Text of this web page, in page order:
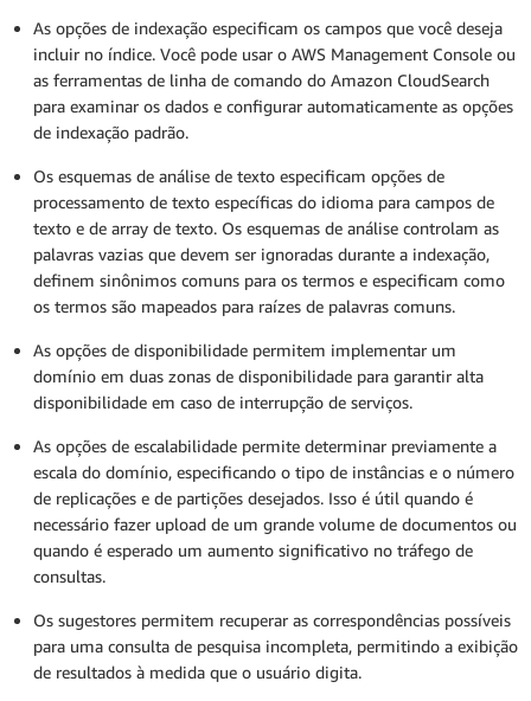
As opções de indexação especificam os campos que você deseja
incluir no índice. Você pode usar o AWS Management Console ou
as ferramentas de linha de comando do Amazon CloudSearch
para examinar os dados e configurar automaticamente as opções
de indexação padrão.
Os esquemas de análise de texto especificam opções de
processamento de texto específicas do idioma para campos de
texto e de array de texto. Os esquemas de análise controlam as
palavras vazias que devem ser ignoradas durante a indexação,
definem sinônimos comuns para os termos e especificam como
os termos são mapeados para raízes de palavras comuns.
As opções de disponibilidade permitem implementar um
domínio em duas zonas de disponibilidade para garantir alta
disponibilidade em caso de interrupção de serviços.
As opções de escalabilidade permite determinar previamente a
escala do domínio, especificando o tipo de instâncias e o número
de replicações e de partições desejados. Isso é útil quando é
necessário fazer upload de um grande volume de documentos ou
quando é esperado um aumento significativo no tráfego de
consultas.
Os sugestores permitem recuperar as correspondências possíveis
para uma consulta de pesquisa incompleta, permitindo a exibição
de resultados à medida que o usuário digita.